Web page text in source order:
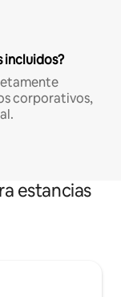
incluidos?
corporativos,
estancias